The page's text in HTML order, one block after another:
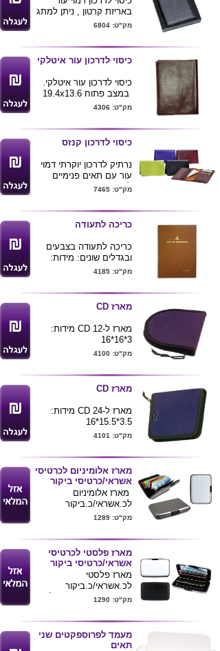
באריזת קרטון , ניתן למתג
את הכיסוי
מק"ט: 6804
כיסוי לדרכון עור איטלקי
כיסוי לדרכון עור איטלקי.
במצב פתוח 19.4x13.6
ס"מ
מק"ט: 4306
כיסוי לדרכון קנזס
נרתיק לדרכון יוקרתי דמוי
עור עם תאים פנימיים
לכרטיסי אשראי ורוכסן
ניתן להטביע לוגו הלקוח
ע"ג המוצר .
מגיע במגוון צבעים לפי
תמונה .
מק"ט: 7465
כריכה לתעודה
כריכה לתעודה בצבעים
ובגדלים שונים: מידות:
מק"ט: 4185
מארז CD
מארז ל-12 CD מידות:
3*16*16
מק"ט: 4100
מארז CD
מארז ל-24 CD מידות:
3.5*15.5*16
מק"ט: 4101
מארז אלומיניום לכרטיסי
אשראי/כרטיסי ביקור
מארז אלומיניום
לכ.אשראי/כ.ביקור
מגיע בצבעים
גודל מוצר 7.5*11*2
מק"ט: 1289
מארז פלסטי לכרטיסי
אשראי/כרטיסי ביקור
מארז פלסטי
לכ.אשראי/כ.ביקור
מגיע בצבעים -שחור.לבן
מק"ט: 1290
מעמד לפרוספקטים שני
תאים